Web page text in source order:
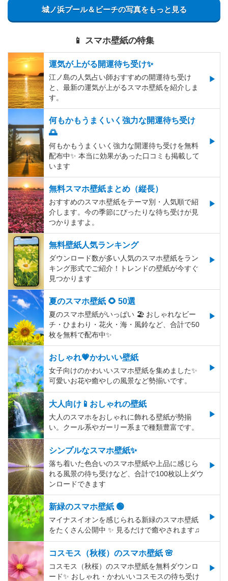
城ノ浜プール＆ビーチの写真をもっと見る
📱 スマホ壁紙の特集
運気が上がる開運待ち受け✨
江ノ島の人気占い師おすすめの開運待ち受け
と、最新の運気が上がるスマホ壁紙を紹介しま
す。
何もかもうまくいく強力な開運待ち受け
🌅
何もかもうまくいく強力な開運待ち受けを無料
配布中✨️ 本当に効果があった口コミも掲載して
います
無料スマホ壁紙まとめ（縦長）
おすすめのスマホ壁紙をテーマ別・人気順で紹
介します。今の季節にぴったりな待ち受けが見
つかりますよ。
無料壁紙人気ランキング
ダウンロード数が多い人気のスマホ壁紙をラン
キング形式でご紹介！トレンドの壁紙が今すぐ
見つかります
夏のスマホ壁紙 🌻 50選
夏のスマホ壁紙がいっぱい 🏖 おしゃれなビー
チ・ひまわり・花火・海・風鈴など、合計で50
枚を無料で配布中✨
おしゃれ💗かわいい壁紙
女子向けのかわいいスマホ壁紙を集めました✨
可愛いお花や癒やしの風景など勢揃いです。
大人向け📱おしゃれの壁紙
大人のスマホをおしゃれに飾れる壁紙が勢揃
い。クール系やガーリー系まで種類豊富です。
シンプルなスマホ壁紙✨
落ち着いた色合いのスマホ壁紙や上品に感じら
れる風景の待ち受けなど、合計で100枚以上ダウ
ンロードできます
新緑のスマホ壁紙 🟢
マイナスイオンを感じられる新緑のスマホ壁紙
をたくさん公開中 ✨ 見るだけで癒やされます♫
コスモス（秋桜）のスマホ壁紙 🌸
コスモス（秋桜）のスマホ壁紙を無料ダウンロ
ード✨️ おしゃれ・かわいいコスモスの待ち受け